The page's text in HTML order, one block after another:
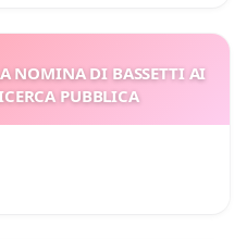
NOMINA DI BASSETTI AI
PUBBLICA